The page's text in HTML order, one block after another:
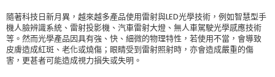
隨著科技日新月異，越來越多產品使用雷射與LED光學技術，例如智慧型手
機人臉辨識系統、雷射投影機、汽車雷射大燈、無人車駕駛光學感應技術
等。然而光學產品因具有強、快、細微的物理特性，若使用不當，會導致
皮膚造成紅斑、老化或燒傷；眼睛受到雷射照射時，亦會造成嚴重的傷
害，更甚者可能造成視力損失或失明。